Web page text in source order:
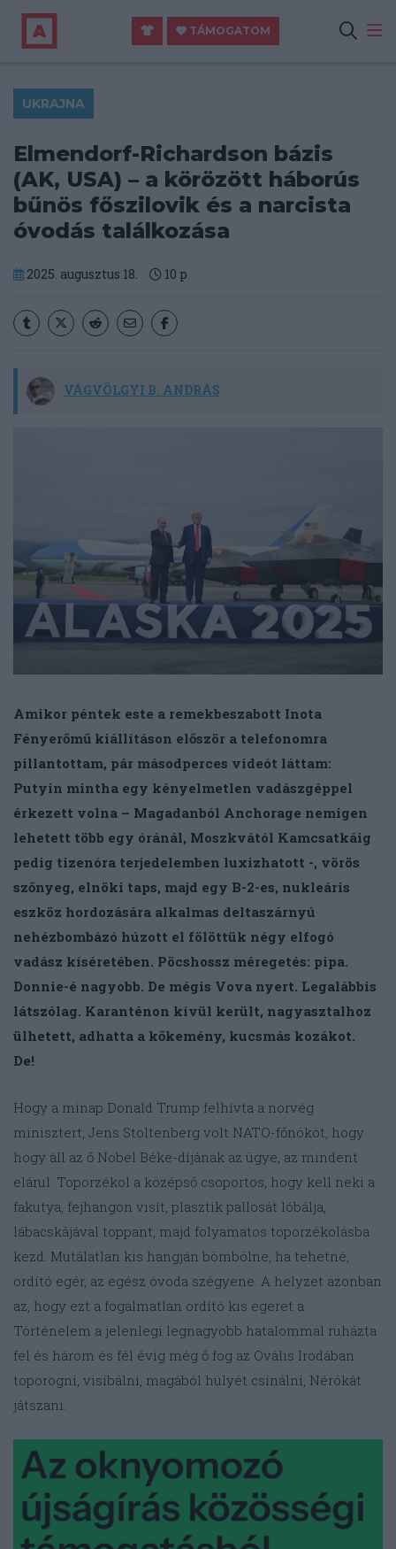
TÁMOGATOM
UKRAJNA
Elmendorf-Richardson bázis
(AK, USA) – a körözött háborús
bűnös főszilovik és a narcista
óvodás találkozása
2025. augusztus 18. 10 p
VÁGVÖLGYI B. ANDRÁS
Amikor péntek este a remekbeszabott Inota
Fényerőmű kiállításon először a telefonomra
pillantottam, pár másodperces videót láttam:
Putyin mintha egy kényelmetlen vadászgéppel
érkezett volna – Magadanból Anchorage nemigen
lehetett több egy óránál, Moszkvától Kamcsatkáig
pedig tizenóra terjedelemben luxizhatott -, vörös
szőnyeg, elnöki taps, majd egy B-2-es, nukleáris
eszköz hordozására alkalmas deltaszárnyú
nehézbombázó húzott el fölöttük négy elfogó
vadász kíséretében. Pöcshossz méregetés: pipa.
Donnie-é nagyobb. De mégis Vova nyert. Legalábbis
látszólag. Karanténon kívül került, nagyasztalhoz
ülhetett, adhatta a kőkemény, kucsmás kozákot.
De!
Hogy a minap Donald Trump felhívta a norvég
minisztert, Jens Stoltenberg volt NATO-főnököt, hogy
hogy áll az ő Nobel Béke-díjának az ügye, az mindent
elárul. Toporzékol a középső csoportos, hogy kell neki a
fakutya, fejhangon visít, plasztik pallosát lóbálja,
lábacskájával toppant, majd folyamatos toporzékolásba
kezd. Mutálatlan kis hangján bömbölne, ha tehetné,
ordító egér, az egész óvoda szégyene. A helyzet azonban
az, hogy ezt a fogalmatlan ordító kis egeret a
Történelem a jelenlegi legnagyobb hatalommal ruházta
fel és három és fél évig még ő fog az Ovális Irodában
toporogni, visibálni, magából hülyét csinálni, Nérókát
játszani.